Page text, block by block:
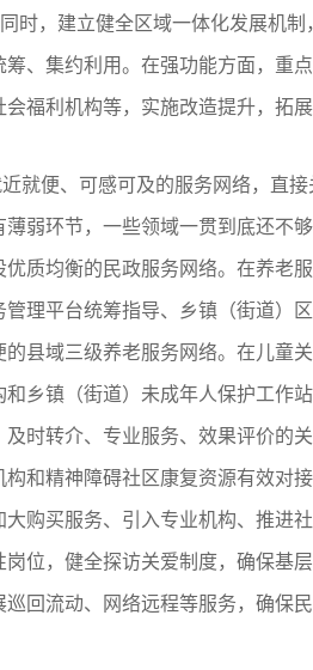
时，建立健全区域一体化发展机
、集约利用。在强功能方面，重
会福利机构等，实施改造提升，拓
就便、可感可及的服务网络，直
弱环节，一些领域一贯到底还不
质均衡的民政服务网络。在养老
理平台统筹指导、乡镇（街道）
县域三级养老服务网络。在儿童
乡镇（街道）未成年人保护工作
时转介、专业服务、效果评价的
和精神障碍社区康复资源有效对
大购买服务、引入专业机构、推进
位，健全探访关爱制度，确保基
回流动、网络远程等服务，确保